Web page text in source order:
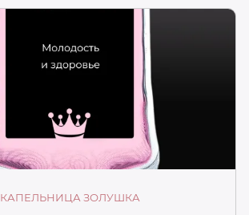
КАПЕЛЬНИЦА ЗОЛУШКА